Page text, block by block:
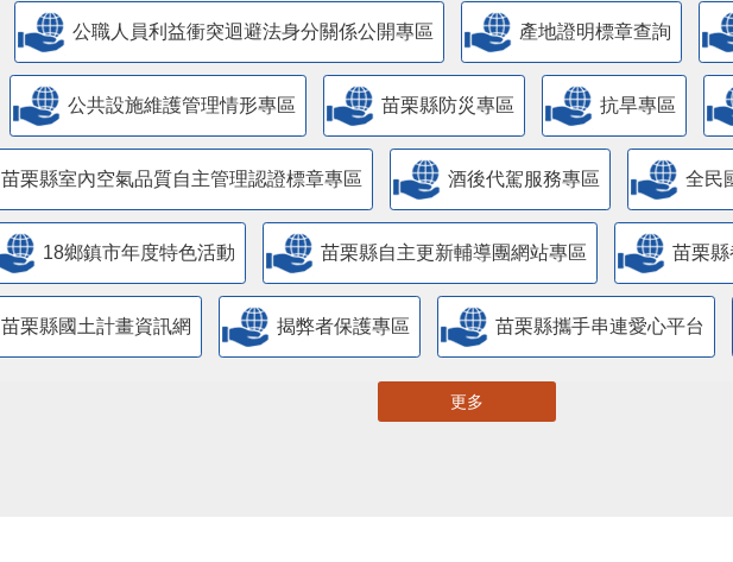
公職人員利益衝突迴避法身分關係公開專區 產地證明標章查詢
​公共設施維護管理情形專區 苗栗縣防災專區 抗旱專區
苗栗縣室內空氣品質自主管理認證標章專區 酒後代駕服務專區 全民
18鄉鎮市年度特色活動 苗栗縣自主更新輔導團網站專區 苗栗
苗栗縣國土計畫資訊網 揭弊者保護專區 苗栗縣攜手串連愛心平台
更多